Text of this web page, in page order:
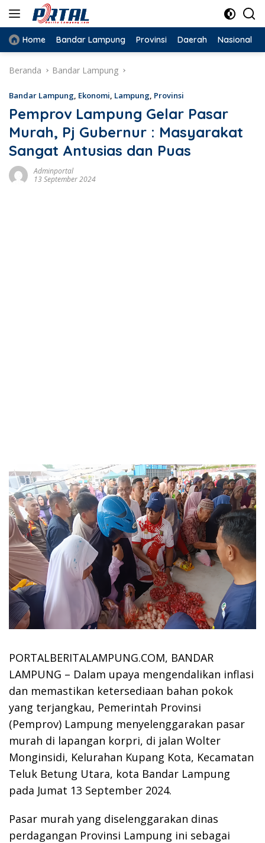
Langsung
konten
Home Bandar Lampung Provinsi Daerah Nasional
Beranda Bandar Lampung
Bandar Lampung, Ekonomi, Lampung, Provinsi
Pemprov Lampung Gelar Pasar
Murah, Pj Gubernur : Masyarakat
Sangat Antusias dan Puas
Adminportal
13 September 2024
PORTALBERITALAMPUNG.COM, BANDAR
LAMPUNG – Dalam upaya mengendalikan inflasi
dan memastikan ketersediaan bahan pokok
yang terjangkau, Pemerintah Provinsi
(Pemprov) Lampung menyelenggarakan pasar
murah di lapangan korpri, di jalan Wolter
Monginsidi, Kelurahan Kupang Kota, Kecamatan
Teluk Betung Utara, kota Bandar Lampung
pada Jumat 13 September 2024.
Pasar murah yang diselenggarakan dinas
perdagangan Provinsi Lampung ini sebagai